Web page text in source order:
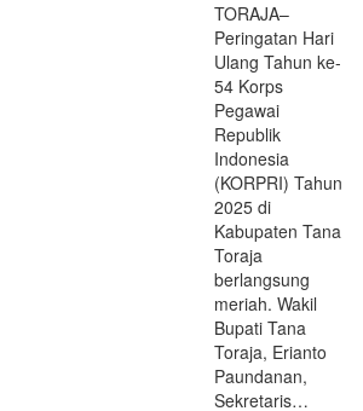
TORAJA–
Peringatan Hari
Ulang Tahun ke-
54 Korps
Pegawai
Republik
Indonesia
(KORPRI) Tahun
2025 di
Kabupaten Tana
Toraja
berlangsung
meriah. Wakil
Bupati Tana
Toraja, Erianto
Paundanan,
Sekretaris…